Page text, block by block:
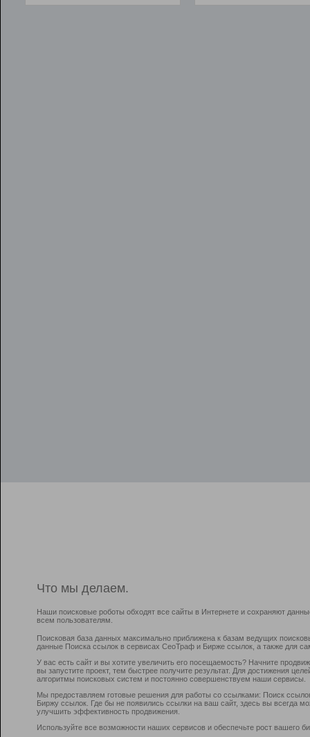
Что мы делаем.
Наши поисковые роботы обходят все сайты в Интернете и сохраняют
всем пользователям.
Поисковая база данных максимально приближена к базам ведущих
данные Поиска ссылок в сервисах СеоТраф и Бирже ссылок, а также для
У вас есть сайт и вы хотите увеличить его посещаемость? Начните
вы запустите проект, тем быстрее получите результат. Для достижения
алгоритмы поисковых систем и постоянно совершенствуем наши сервисы.
Мы предоставляем готовые решения для работы со ссылками: Поиск
Биржу ссылок. Где бы не появились ссылки на ваш сайт, здесь вы всегда
улучшить эффективность продвижения.
Используйте все возможности наших сервисов и обеспечьте рост вашего